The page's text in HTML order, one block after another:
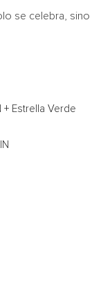
se celebra, sino
+ Estrella Verde